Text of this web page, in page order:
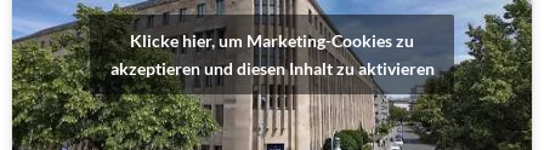
Klicke hier, um Marketing-Cookies zu
akzeptieren und diesen Inhalt zu aktivieren